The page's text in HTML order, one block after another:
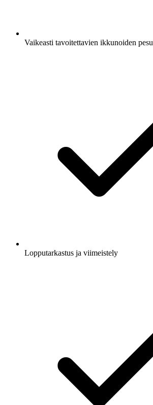
Vaikeasti tavoitettavien ikkunoiden pesu
Lopputarkastus ja viimeistely